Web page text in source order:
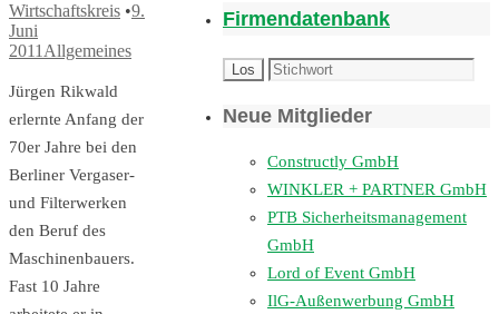
Wirtschaftskreis •9.
Juni
2011Allgemeines
Jürgen Rikwald
erlernte Anfang der
70er Jahre bei den
Berliner Vergaser-
und Filterwerken
den Beruf des
Maschi­nenbauers.
Fast 10 Jahre
Firmendatenbank
Neue Mitglieder
Constructly GmbH
WINKLER + PARTNER GmbH
PTB Sicherheitsmanagement
GmbH
Lord of Event GmbH
IlG-Außenwerbung GmbH